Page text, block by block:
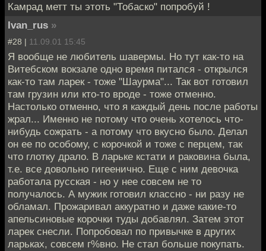
Камрад метт ты этоть "Тобаско" попробуй !
Ivan_rus »
#28 | 11.09.01 15:45
Я вообще не любитель шавермы. Но тут как-то на
Витебском вокзале одно время питался - открылся
как-то там ларек - тоже "Шаурма"... Так вот готовил
там грузин или кто-то вроде - тоже отменно.
Настолько отменно, что я каждый день после работы
жрал... Именно не потому что очень хотелось что-
нибудь сожрать - а потому что вкусно было. Делал
он ее по особому, с корочкой и тоже с перцем, так
что глотку драло. В ларьке кстати и раковина была,
т.е. все довольно гигеенично. Еще с ним девочка
работала русская - но у нее совсем не то
получалось. А мужик готовил классно - ни разу не
обламал. Прожаривал аккуратно и даже какие-то
апельсиновые корочки туды добавлял. Затем этот
ларек снесли. Попробовал по привычке в других
ларьках, совсем г%вно. Не стал больше покупать.